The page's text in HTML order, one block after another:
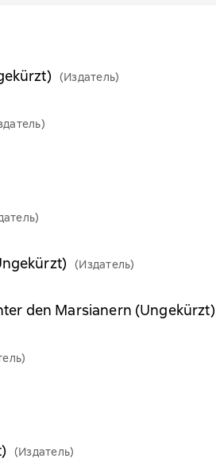
(Издатель)
(Издатель)
den Marsianern (Ungekürzt)
(Издатель)